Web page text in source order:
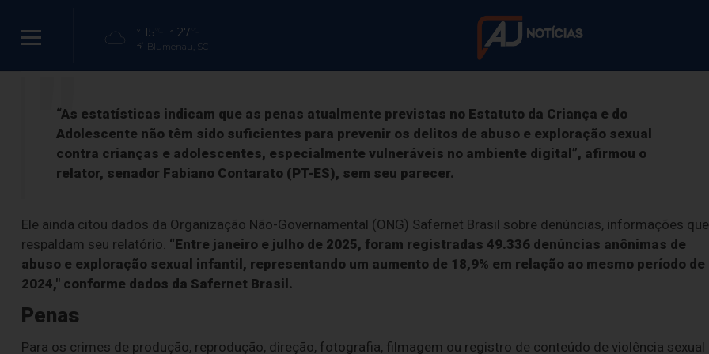
15 27
Blumenau, SC
Congresso aumenta punição a
online contra
Texto aprovado hoje no Senado vai à sanção
O texto também aumenta a pena do aliciamento quando houver uso de inteligência artificial (IA),
falsos, promessa de vantagem ou aproveitamento de relação de confiança.
“As estatísticas indicam que as penas atualmente previstas no Estatuto da Criança e do
Adolescente não têm sido suficientes para prevenir os delitos de abuso e exploração sexual
contra crianças e adolescentes, especialmente vulneráveis no ambiente digital”, afirmou o
relator, senador Fabiano Contarato (PT-ES), sem seu parecer.
Ele ainda citou dados da Organização Não-Governamental (ONG) Safernet Brasil sobre denúncias, informações que
respaldam seu relatório. “Entre janeiro e julho de 2025, foram registradas 49.336 denúncias anônimas de
abuso e exploração sexual infantil, representando um aumento de 18,9% em relação ao mesmo período de
2024," conforme dados da Safernet Brasil.
Penas
Para os crimes de produção, reprodução, direção, fotografia, filmagem ou registro de conteúdo de violência sexual